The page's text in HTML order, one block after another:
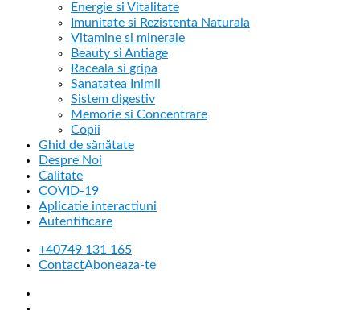
Energie si Vitalitate
Imunitate si Rezistenta Naturala
Vitamine si minerale
Beauty si Antiage
Raceala si gripa
Sanatatea Inimii
Sistem digestiv
Memorie si Concentrare
Copii
Ghid de sănătate
Despre Noi
Calitate
COVID-19
Aplicatie interactiuni
Autentificare
+40749 131 165
ContactAboneaza-te